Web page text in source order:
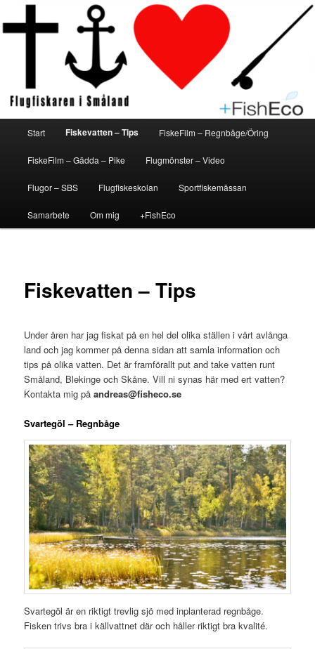
Hoppa
till
primärt
Flugfiskaren i Småland
En flugfiskeblogg för alla
Start Fiskevatten – Tips FiskeFilm – Regnbåge/Öring
FiskeFilm – Gädda – Pike Flugmönster – Video
Flugor – SBS Flugfiskeskolan Sportfiskemässan
Samarbete Om mig +FishEco
Fiskevatten – Tips
Under åren har jag fiskat på en hel del olika ställen i vårt avlånga
land och jag kommer på denna sidan att samla information och
tips på olika vatten. Det är framförallt put and take vatten runt
Småland, Blekinge och Skåne. Vill ni synas här med ert vatten?
Kontakta mig påandreas@fisheco.se
Svartegöl – Regnbåge
Svartegöl är en riktigt trevlig sjö med inplanterad regnbåge.
Fisken trivs bra i källvattnet där och håller riktigt bra kvalité.